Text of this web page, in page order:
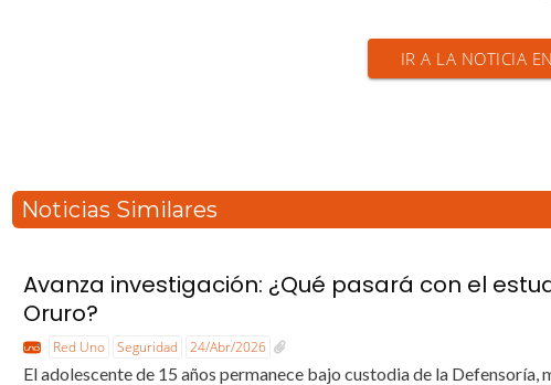
IR A LA NOTICIA
Noticias Similares
Avanza investigación: ¿Qué pasará con el
Oruro?
Red Uno Seguridad 24/Abr/2026
El adolescente de 15 años permanece bajo custodia de la